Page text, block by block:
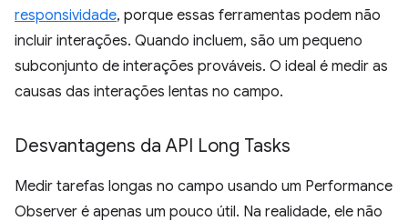
responsividade, porque essas ferramentas podem não
incluir interações. Quando incluem, são um pequeno
subconjunto de interações prováveis. O ideal é medir as
causas das interações lentas no campo.
Desvantagens da API Long Tasks
Medir tarefas longas no campo usando um Performance
Observer é apenas um pouco útil. Na realidade, ele não